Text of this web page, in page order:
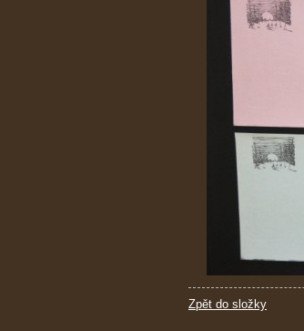
Zpět do složky